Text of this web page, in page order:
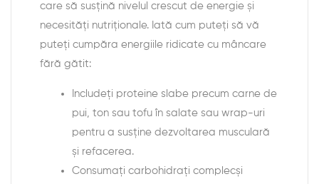
care să susțină nivelul crescut de energie și
necesități nutriționale. Iată cum puteți să vă
puteți cumpăra energiile ridicate cu mâncare
fără gătit:
Includeți proteine slabe precum carne de
pui, ton sau tofu în salate sau wrap-uri
pentru a susține dezvoltarea musculară
și refacerea.
Consumați carbohidrați complecși